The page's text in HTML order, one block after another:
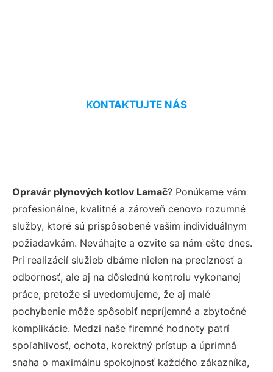
KONTAKTUJTE NÁS
Opravár plynových kotlov Lamač? Ponúkame vám
profesionálne, kvalitné a zároveň cenovo rozumné
služby, ktoré sú prispôsobené vašim individuálnym
požiadavkám. Neváhajte a ozvite sa nám ešte dnes.
Pri realizácií služieb dbáme nielen na precíznosť a
odbornosť, ale aj na dôslednú kontrolu vykonanej
práce, pretože si uvedomujeme, že aj malé
pochybenie môže spôsobiť nepríjemné a zbytočné
komplikácie. Medzi naše firemné hodnoty patrí
spoľahlivosť, ochota, korektný prístup a úprimná
snaha o maximálnu spokojnosť každého zákazníka,